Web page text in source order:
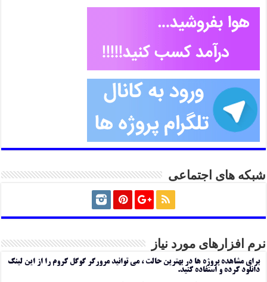
شبکه های اجتماعی
نرم افزارهای مورد نیاز
برای مشاهده پروژه ها در بهترین حالت ، می توانید مرورگر گوگل کروم را از این لینک
دانلود کرده و استفاده کنید.